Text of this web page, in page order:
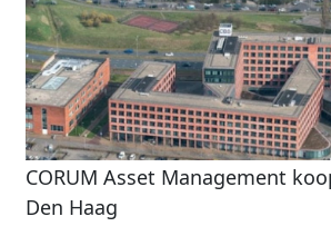
CORUM Asset Management
Den Haag